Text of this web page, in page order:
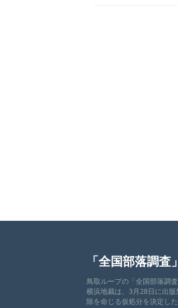
「全国部落調査
鳥取ループの「全国部落調
横浜地裁は、3月28日に出
除を命じる仮処分を決定した